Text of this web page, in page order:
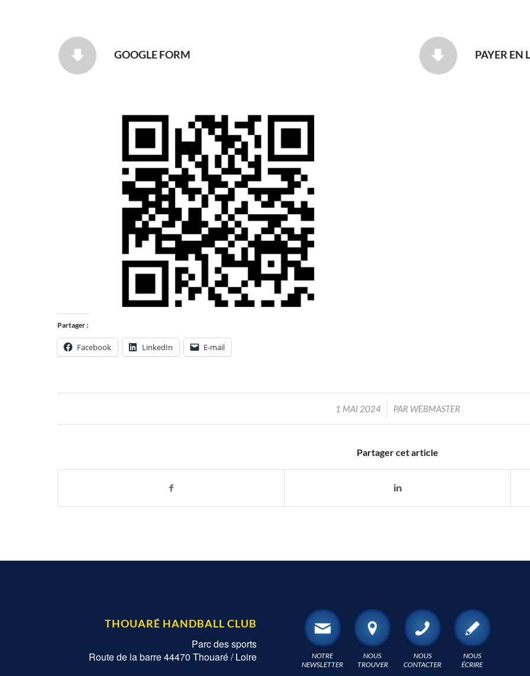
GOOGLE FORM PAYER EN
Partager :
Facebook LinkedIn E-mail
1 MAI 2024
/ PAR WEBMASTER
Partager cet article
THOUARÉ HANDBALL CLUB
Parc des sports
Route de la barre 44470 Thouaré / Loire
NOTRE
NEWSLETTER
NOUS
TROUVER
NOUS
CONTACTER
NOUS
ÉCRIRE